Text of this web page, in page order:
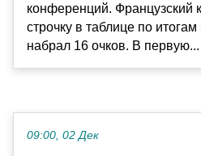
конференций. Французский
строчку в таблице по
набрал 16 очков. В первую...
09:00, 02 Дек